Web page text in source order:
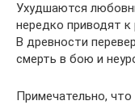
Ухудшаются
нередко приводят к
В древности
смерть в бою и
Примечательно,